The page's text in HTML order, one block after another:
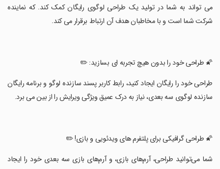
می تواند به شما در تولید یک طراحی لوگوی رایگان کمک کند. که نماینده
شرکت شما است و با مخاطبان هدف آن ارتباط برقرار می کند.
‏🌠 طراحی خود را بدون هیچ تجربه ای بسازید: ✏️
‏طراحی خود را رایگان ایجاد کنید، رابط کاربر پسند سازنده لوگو و برنامه رایگان
سازنده لوگوی سه بعدی، نیاز به درک عمیق ویژگی ویرایش را از بین می برد.
‏🌠 طراحی گرافیکی برای پلتفرم های ویدئویی و بازی! ✏️
‏شما می‌توانید طراحی، آرم‌های بازی، و آرم‌های بازی سه بعدی خود را ایجاد